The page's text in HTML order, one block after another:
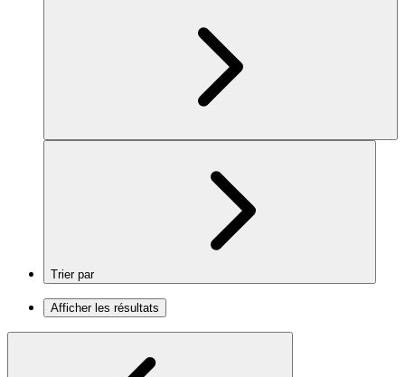
Trier par
Afficher les résultats